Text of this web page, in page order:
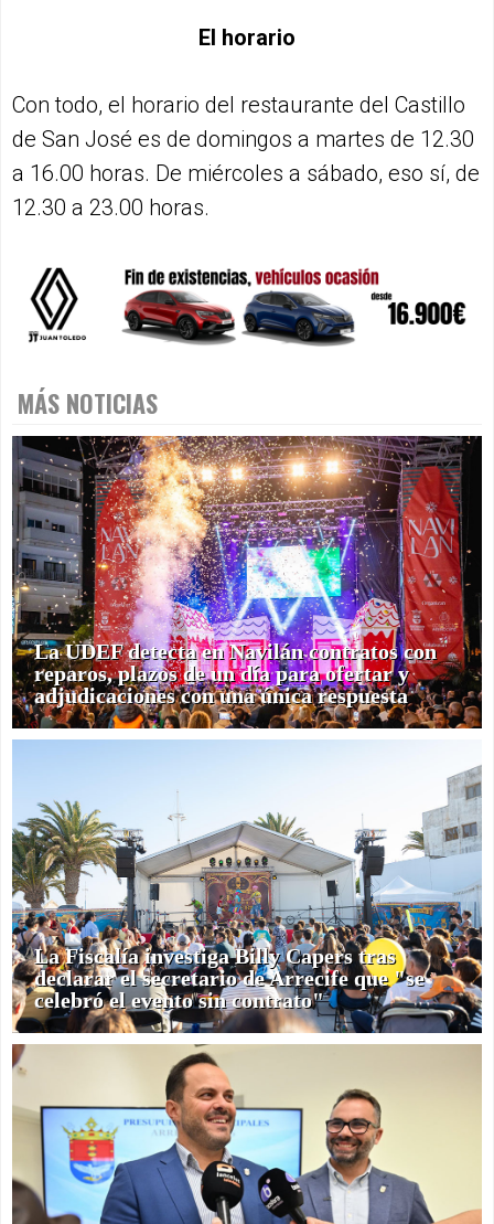
El horario
Con todo, el horario del restaurante del Castillo
de San José es de domingos a martes de 12.30
a 16.00 horas. De miércoles a sábado, eso sí, de
12.30 a 23.00 horas.
MÁS NOTICIAS
La UDEF detecta en Navilán contratos con
reparos, plazos de un día para ofertar y
adjudicaciones con una única respuesta
La Fiscalía investiga Billy Capers tras
declarar el secretario de Arrecife que "se
celebró el evento sin contrato"